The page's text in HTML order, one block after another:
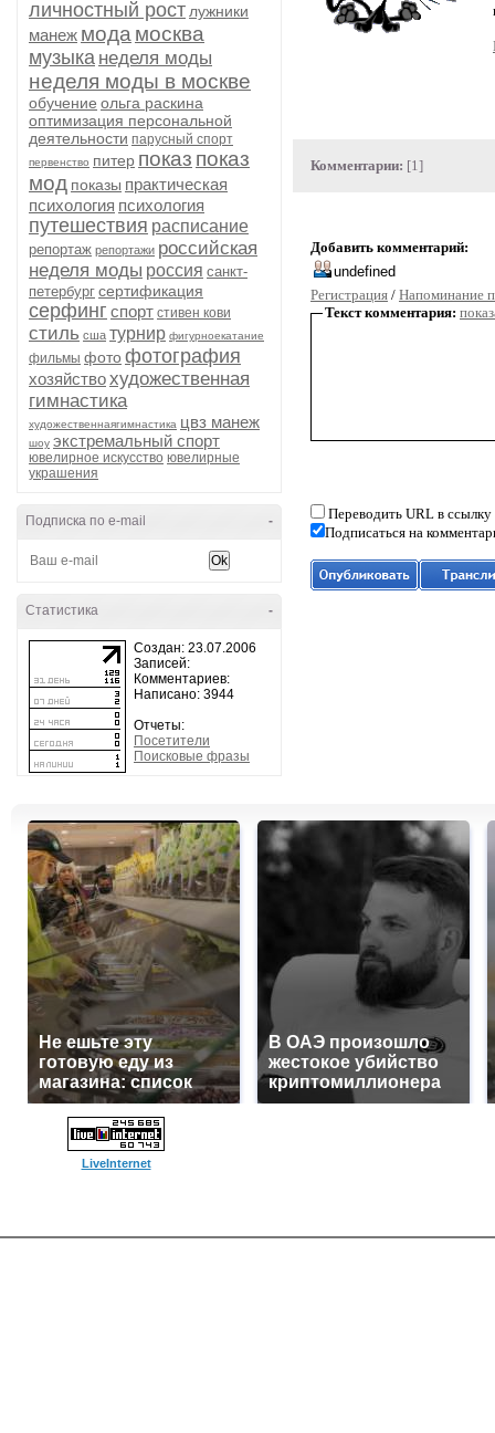
личностный рост лужники
манеж мода москва
музыка неделя моды
неделя моды в москве
обучение ольга раскина
оптимизация персональной
деятельности парусный спорт
первенство питер показ показ
мод показы практическая
психология психология
путешествия расписание
репортаж репортажи российская
неделя моды россия санкт-
петербург сертификация
серфинг спорт стивен кови
стиль сша турнир фигурноекатание
фильмы фотофотография
хозяйствохудожественная
гимнастика
художественнаягимнастика цвз манеж
шоу экстремальный спорт
ювелирное искусство ювелирные
украшения
-
Подписка по e-mail
-
Статистика
Создан: 23.07.2006
Записей:
Комментариев:
Написано: 3944
Отчеты:
Посетители
Поисковые фразы
Комментарии: [1]
Добавить комментарий:
Регистрация / Напоминание
Текст комментария:
Переводить URL в ссылку
Подписаться на
Не ешьте эту
готовую еду из
магазина: список
В ОАЭ произошло
жестокое убийство
криптомиллионера
LiveInternet